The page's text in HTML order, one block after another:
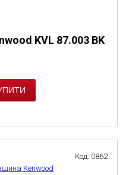
KVL 87.003 BK
Код: 0862